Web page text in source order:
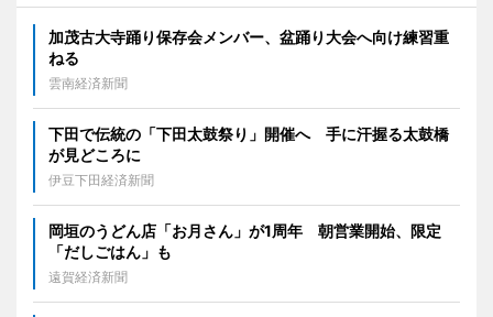
加茂古大寺踊り保存会メンバー、盆踊り大会へ向け練習重
ねる
雲南経済新聞
下田で伝統の「下田太鼓祭り」開催へ 手に汗握る太鼓橋
が見どころに
伊豆下田経済新聞
岡垣のうどん店「お月さん」が1周年 朝営業開始、限定
「だしごはん」も
遠賀経済新聞